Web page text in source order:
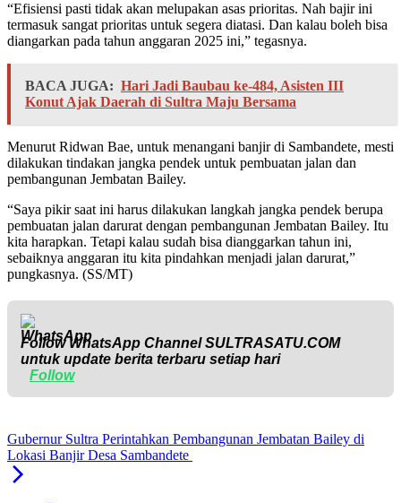
“Efisiensi pasti tidak akan melupakan asas prioritas. Nah bajir ini
termasuk sangat prioritas untuk segera diatasi. Dan kalau boleh bisa
diangarkan pada tahun anggaran 2025 ini,” tegasnya.
BACA JUGA: Hari Jadi Baubau ke-484, Asisten III
Konut Ajak Daerah di Sultra Maju Bersama
Menurut Ridwan Bae, untuk menangani banjir di Sambandete, mesti
dilakukan tindakan jangka pendek untuk pembuatan jalan dan
pembangunan Jembatan Bailey.
“Saya pikir saat ini harus dilakukan langkah jangka pendek berupa
pembuatan jalan darurat dengan pembangunan Jembatan Bailey. Itu
kita harapkan. Tetapi kalau sudah bisa dianggarkan tahun ini,
sebaiknya anggaran itu kita pindahkan menjadi jalan darurat,”
pungkasnya. (SS/MT)
Follow WhatsApp ChannelSULTRASATU.COM
untuk update berita terbaru setiap hari
Follow
Gubernur Sultra Perintahkan Pembangunan Jembatan Bailey di
Lokasi Banjir Desa Sambandete